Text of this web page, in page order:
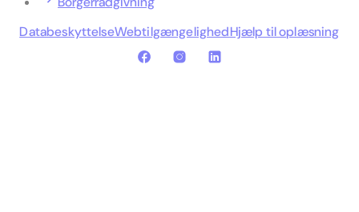
DatabeskyttelseWebtilgængelighedHjælp til oplæsning